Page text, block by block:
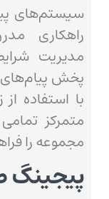
سیستم‌های
راهکاری
مدیریت
پخش
با استفاده
متمرکز
مجموعه را